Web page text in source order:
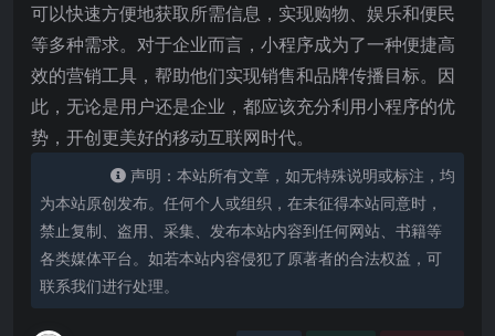
可以快速方便地获取所需信息，实现购物、娱乐和便民
等多种需求。对于企业而言，小程序成为了一种便捷高
效的营销工具，帮助他们实现销售和品牌传播目标。因
此，无论是用户还是企业，都应该充分利用小程序的优
势，开创更美好的移动互联网时代。
声明：本站所有文章，如无特殊说明或标注，均
为本站原创发布。任何个人或组织，在未征得本站同意时，
禁止复制、盗用、采集、发布本站内容到任何网站、书籍等
各类媒体平台。如若本站内容侵犯了原著者的合法权益，可
联系我们进行处理。